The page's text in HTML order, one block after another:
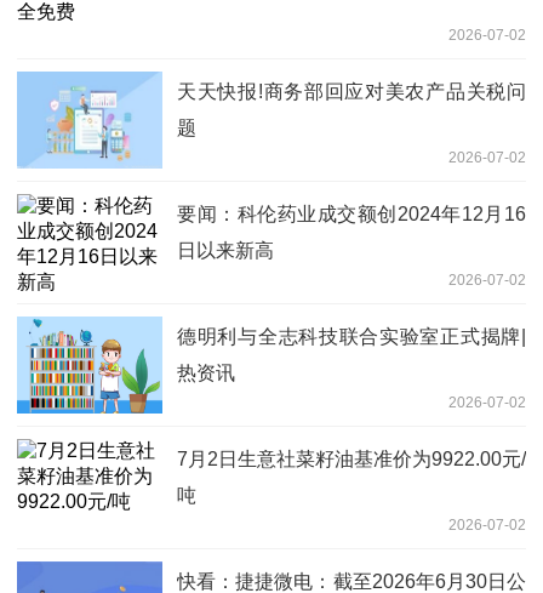
2026-07-02
天天快报!商务部回应对美农产品关税问
题
2026-07-02
要闻：科伦药业成交额创2024年12月16
日以来新高
2026-07-02
德明利与全志科技联合实验室正式揭牌|
热资讯
2026-07-02
7月2日生意社菜籽油基准价为9922.00元/
吨
2026-07-02
快看：捷捷微电：截至2026年6月30日公